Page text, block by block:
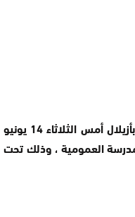
احتضنت قاعة العروض بالمركز الثقافي بأزيلال أمس الثلاثاء 14 يونيو
العمومية ، وذلك تحت